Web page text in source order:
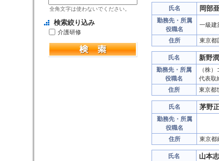
全角文字は使わないでください。
検索絞り込み
介護研修
氏名 岡部
勤務先・所属
役職名
一級建
住所 東京
氏名 新野
勤務先・所属
役職名
（株
代表取
住所
東京
氏名 茅野
勤務先・所属
役職名
住所
東京
氏名 山本